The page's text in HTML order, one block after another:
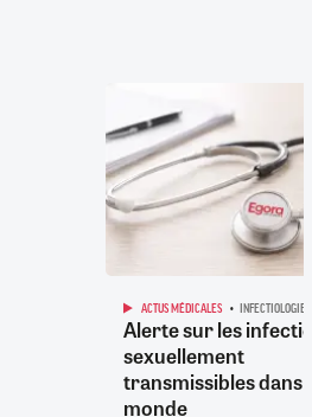
ACTUS MÉDICALES INFECTIOLOGIE
Alerte sur les
sexuellement
transmissibles dans
monde